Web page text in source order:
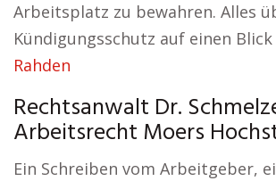
Arbeitsplatz zu bewahren. Alles
Kündigungsschutz auf einen Blick
Rahden
Rechtsanwalt Dr.
Arbeitsrecht Moers
Ein Schreiben vom Arbeitgeber,